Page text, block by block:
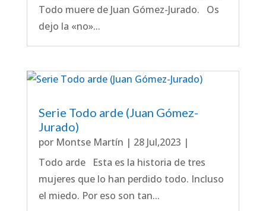
Todo muere de Juan Gómez-Jurado. Os
dejo la «no»...
Serie Todo arde (Juan Gómez-
Jurado)
por Montse Martín | 28 Jul,2023 |
Todo arde Esta es la historia de tres
mujeres que lo han perdido todo. Incluso
el miedo. Por eso son tan...